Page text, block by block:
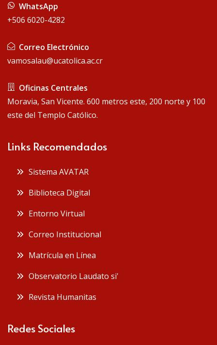
WhatsApp
+506 6020-4282
Correo Electrónico
vamosalau@ucatolica.ac.cr
Oficinas Centrales
Moravia, San Vicente. 600 metros este, 200 norte y 100
este del Templo Católico.
Links Recomendados
Sistema AVATAR
Biblioteca Digital
Entorno Virtual
Correo Institucional
Matrícula en Línea
Observatorio Laudato si'
Revista Humanitas
Redes Sociales